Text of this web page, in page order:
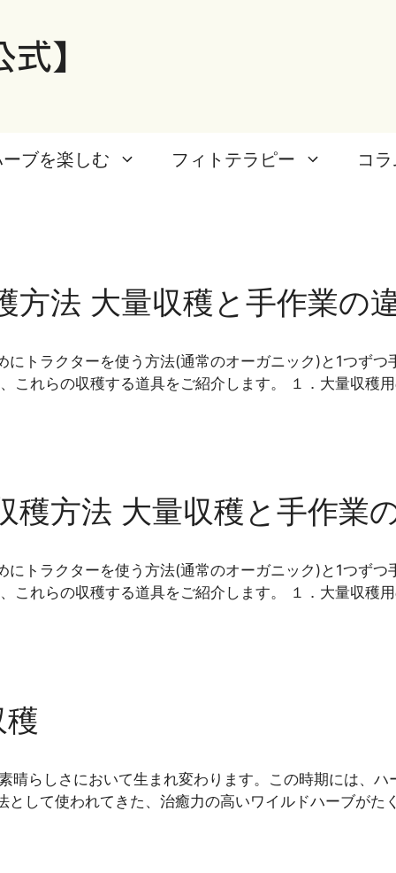
】
ブを楽しむ フィトテラピー コ
方法 大量収穫と手作業の
にトラクターを使う方法(通常のオーガニック)と1つず
これらの収穫する道具をご紹介します。 １．大量収穫
穫方法 大量収穫と手作業
にトラクターを使う方法(通常のオーガニック)と1つず
これらの収穫する道具をご紹介します。 １．大量収穫
晴らしさにおいて生まれ変わります。この時期には、
として使われてきた、治癒力の高いワイルドハーブが